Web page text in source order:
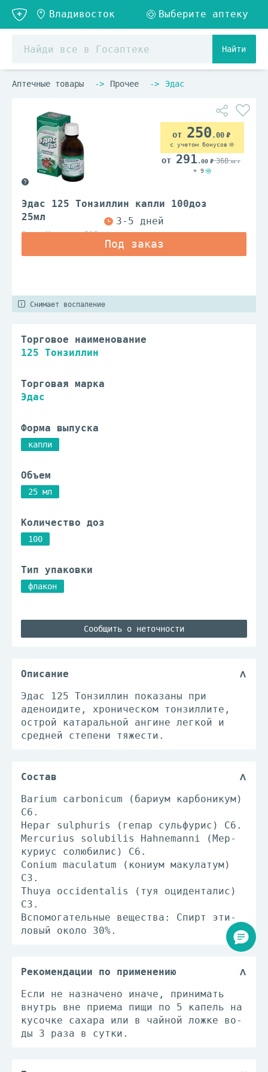
Найти
Аптечные товары Прочее Эдас
Эдас 125 Тонзиллин капли 100доз
25мл
Эдас Холдинг ОАО
250 .00
с учетом бонусов
291 .00 368.00
+ 9
Снимает воспаление
Торговое наименование
125 Тонзиллин
Торговая марка
Эдас
Форма выпуска
капли
Объем
25 мл
Количество доз
100
Тип упаковки
флакон
Сообщить о неточности
Описание
Эдас 125 Тонзиллин показаны при
аденоидите, хроническом тонзиллите,
острой катаральной ангине легкой и
средней степени тяжести.
Состав
Barium carbonicum (ба­ри­ум кар­бо­ни­кум)
С6.
Hepar sulphuris (ге­пар сульфу­рис) С6.
Mercurius solubilis Hahnemanni (Мер­
ку­ри­ус со­лю­би­лис) С6.
Сonium maculatum (ко­ни­ум ма­ку­ла­тум)
С3.
Thuya occidentalis (туя оци­ден­та­лис)
С3.
Вс­по­мо­га­тель­ные ве­ще­ства: Спирт эти­
ло­вый око­ло 30%.
Рекомендации по применению
Если не назна­че­но ина­че, при­ни­мать
внутрь вне прие­ма пи­щи по 5 ка­пель на
ку­соч­ке са­ха­ра или в чай­ной лож­ке во­
ды 3 ра­за в сут­ки.